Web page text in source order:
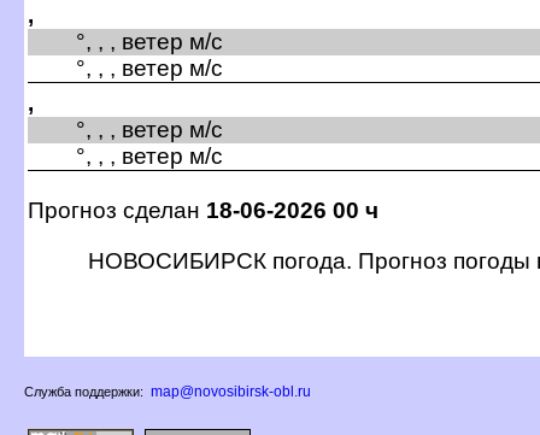
,
°, , , ветер м/с
°, , , ветер м/с
,
°, , , ветер м/с
°, , , ветер м/с
Прогноз сделан 18-06-2026 00 ч
НОВОСИБИРСК погода. Прогноз
Служба поддержки: map@novosibirsk-obl.ru